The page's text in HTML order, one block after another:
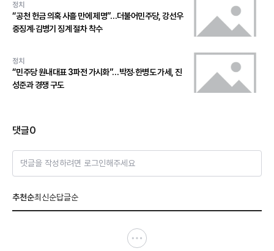
정치
“공천 헌금 의혹 사흘 만에 제명”…더불어민주당, 강선우
중징계·김병기 징계 절차 착수
정치
“민주당 원내대표 3파전 가시화”…박정·한병도 가세, 진
성준과 경쟁 구도
댓글0
댓글을 작성하려면 로그인해주세요
추천순최신순답글순